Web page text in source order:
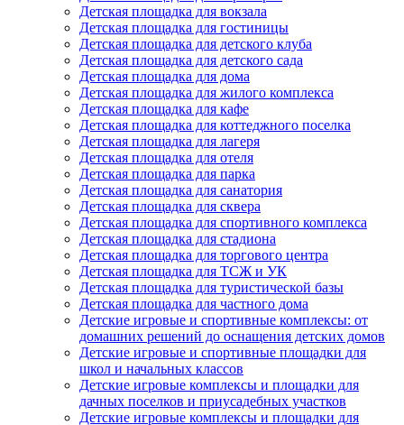
Детская площадка для вокзала
Детская площадка для гостиницы
Детская площадка для детского клуба
Детская площадка для детского сада
Детская площадка для дома
Детская площадка для жилого комплекса
Детская площадка для кафе
Детская площадка для коттеджного поселка
Детская площадка для лагеря
Детская площадка для отеля
Детская площадка для парка
Детская площадка для санатория
Детская площадка для сквера
Детская площадка для спортивного комплекса
Детская площадка для стадиона
Детская площадка для торгового центра
Детская площадка для ТСЖ и УК
Детская площадка для туристической базы
Детская площадка для частного дома
Детские игровые и спортивные комплексы: от
домашних решений до оснащения детских домов
Детские игровые и спортивные площадки для
школ и начальных классов
Детские игровые комплексы и площадки для
дачных поселков и приусадебных участков
Детские игровые комплексы и площадки для